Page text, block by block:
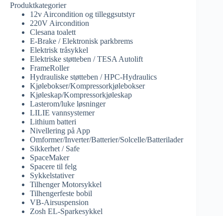
Produktkategorier
12v Aircondition og tilleggsutstyr
220V Aircondition
Clesana toalett
E-Brake / Elektronisk parkbrems
Elektrisk tråsykkel
Elektriske støtteben / TESA Autolift
FrameRoller
Hydrauliske støtteben / HPC-Hydraulics
Kjølebokser/Kompressorkjølebokser
Kjøleskap/Kompressorkjøleskap
Lasterom/luke løsninger
LILIE vannsystemer
Lithium batteri
Nivellering på App
Omformer/Inverter/Batterier/Solcelle/Batterilader
Sikkerhet / Safe
SpaceMaker
Spacere til felg
Sykkelstativer
Tilhenger Motorsykkel
Tilhengerfeste bobil
VB-Airsuspension
Zosh EL-Sparkesykkel